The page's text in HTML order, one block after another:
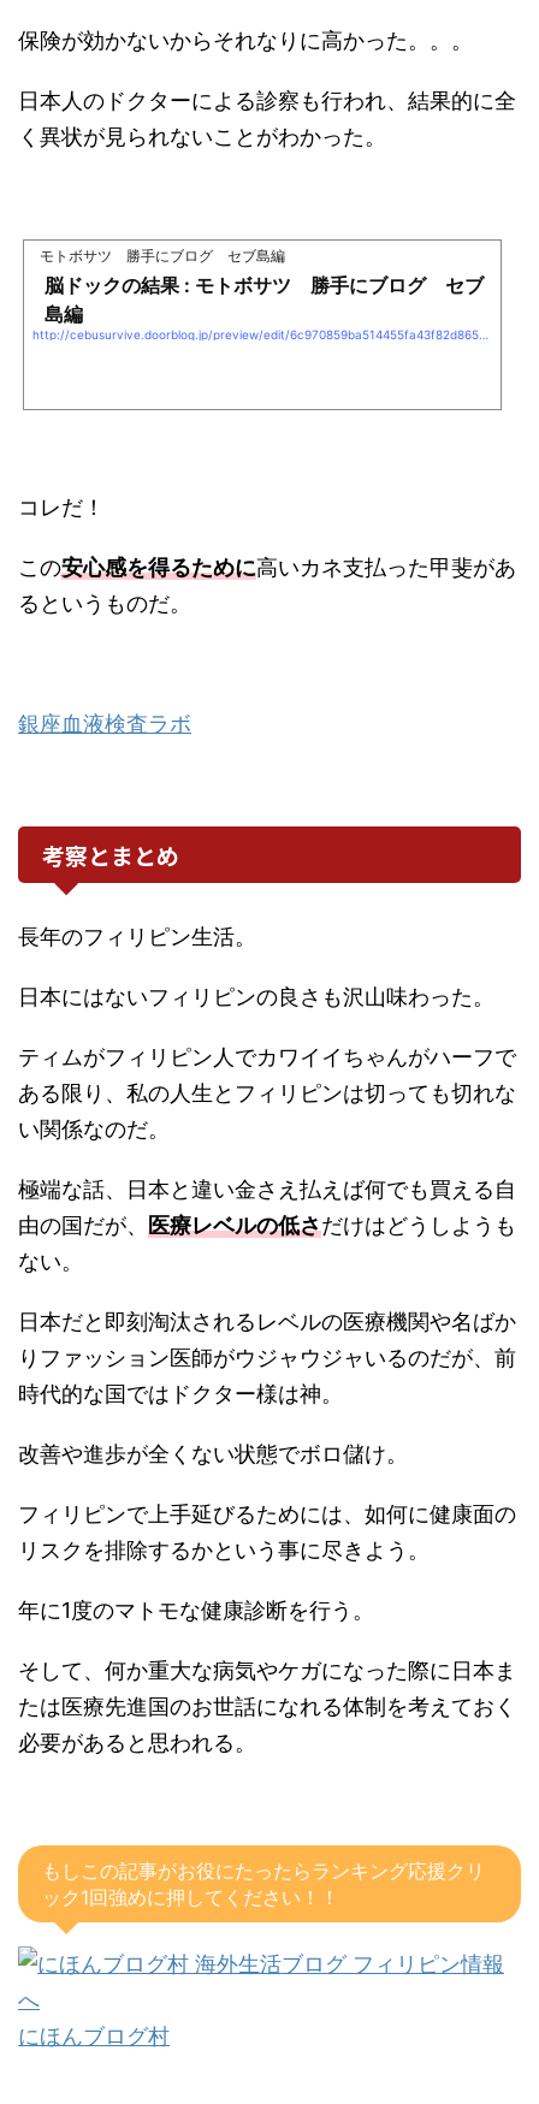
保険が効かないからそれなりに高かった。。。
日本人のドクターによる診察も行われ、結果的に全
く異状が見られないことがわかった。
モトボサツ 勝手にブログ セブ島編
脳ドックの結果 : モトボサツ 勝手にブログ セブ
島編
コレだ！
この安心感を得るために高いカネ支払った甲斐があ
るというものだ。
銀座血液検査ラボ
考察とまとめ
長年のフィリピン生活。
日本にはないフィリピンの良さも沢山味わった。
ティムがフィリピン人でカワイイちゃんがハーフで
ある限り、私の人生とフィリピンは切っても切れな
い関係なのだ。
極端な話、日本と違い金さえ払えば何でも買える自
由の国だが、 医療レベルの低さだけはどうしようも
ない。
日本だと即刻淘汰されるレベルの医療機関や名ばか
りファッション医師がウジャウジャいるのだが、前
時代的な国ではドクター様は神。
改善や進歩が全くない状態でボロ儲け。
フィリピンで上手延びるためには、如何に健康面の
リスクを排除するかという事に尽きよう。
年に1度のマトモな健康診断を行う。
そして、何か重大な病気やケガになった際に日本ま
たは医療先進国のお世話になれる体制を考えておく
必要があると思われる。
もしこの記事がお役にたったらランキング応援クリ
ック1回強めに押してください！！
にほんブログ村